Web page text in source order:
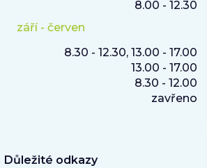
8.00 - 12.30
září - červen
8.30 - 12.30, 13.00 - 17.00
13.00 - 17.00
8.30 - 12.00
zavřeno
Důležité odkazy